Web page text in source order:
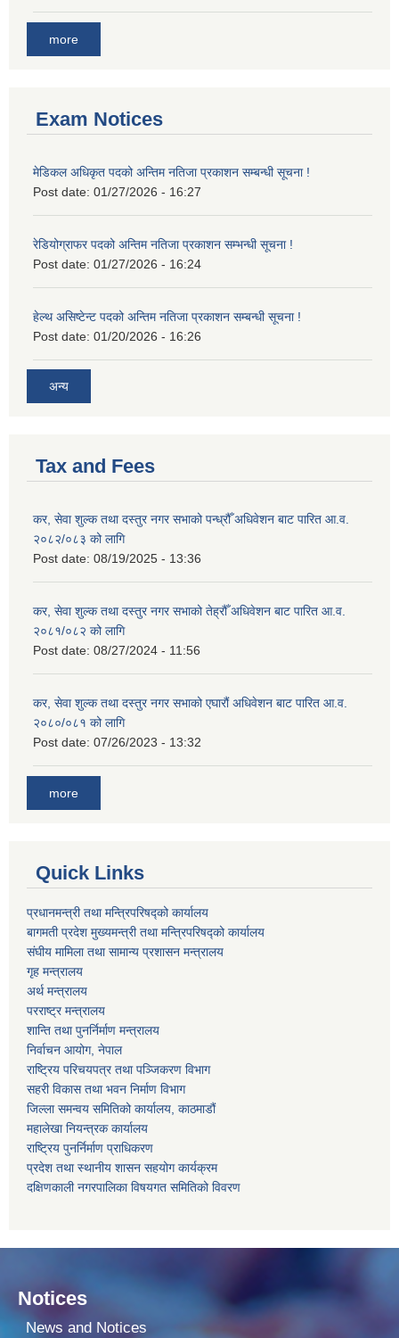
more
Exam Notices
मेडिकल अधिकृत पदको अन्तिम नतिजा प्रकाशन सम्बन्धी सूचना !
Post date: 01/27/2026 - 16:27
रेडियोग्राफर पदको अन्तिम नतिजा प्रकाशन सम्भन्धी सूचना !
Post date: 01/27/2026 - 16:24
हेल्थ असिष्टेन्ट पदको अन्तिम नतिजा प्रकाशन सम्बन्धी सूचना !
Post date: 01/20/2026 - 16:26
अन्य
Tax and Fees
कर, सेवा शुल्क तथा दस्तुर नगर सभाको पन्ध्रौँ अधिवेशन बाट पारित आ.व.
२०८२/०८३ को लागि
Post date: 08/19/2025 - 13:36
कर, सेवा शुल्क तथा दस्तुर नगर सभाको तेह्रौँ अधिवेशन बाट पारित आ.व.
२०८१/०८२ को लागि
Post date: 08/27/2024 - 11:56
कर, सेवा शुल्क तथा दस्तुर नगर सभाको एघारौं अधिवेशन बाट पारित आ.व.
२०८०/०८१ को लागि
Post date: 07/26/2023 - 13:32
more
Quick Links
प्रधानमन्त्री तथा मन्त्रिपरिषद्को कार्यालय
बागमती प्रदेश मुख्यमन्त्री तथा मन्त्रिपरिषद्को कार्यालय
संघीय मामिला तथा सामान्य प्रशासन मन्त्रालय
गृह मन्त्रालय
अर्थ मन्त्रालय
परराष्ट्र मन्त्रालय
शान्ति तथा पुनर्निर्माण मन्त्रालय
निर्वाचन आयोग, नेपाल
राष्ट्रिय परिचयपत्र तथा पञ्जिकरण विभाग
सहरी विकास तथा भवन निर्माण विभाग
जिल्ला समन्वय समितिको कार्यालय, काठमाडौं
महालेखा नियन्त्रक कार्यालय
राष्ट्रिय पुनर्निर्माण प्राधिकरण
प्रदेश तथा स्थानीय शासन सहयोग कार्यक्रम
दक्षिणकाली नगरपालिका विषयगत समितिको विवरण
Notices
News and Notices